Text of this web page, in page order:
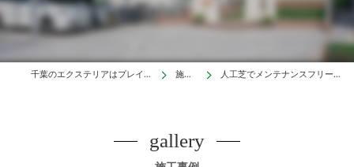
千葉のエクステリアはプレイスデザイン株式会社 施工事例 人工芝でメンテナンスフリーのお庭に（つくば市）
gallery